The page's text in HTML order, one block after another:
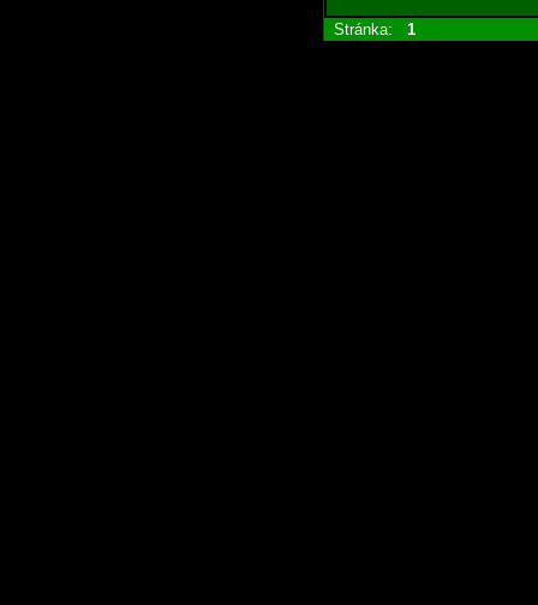
Stránka: 1